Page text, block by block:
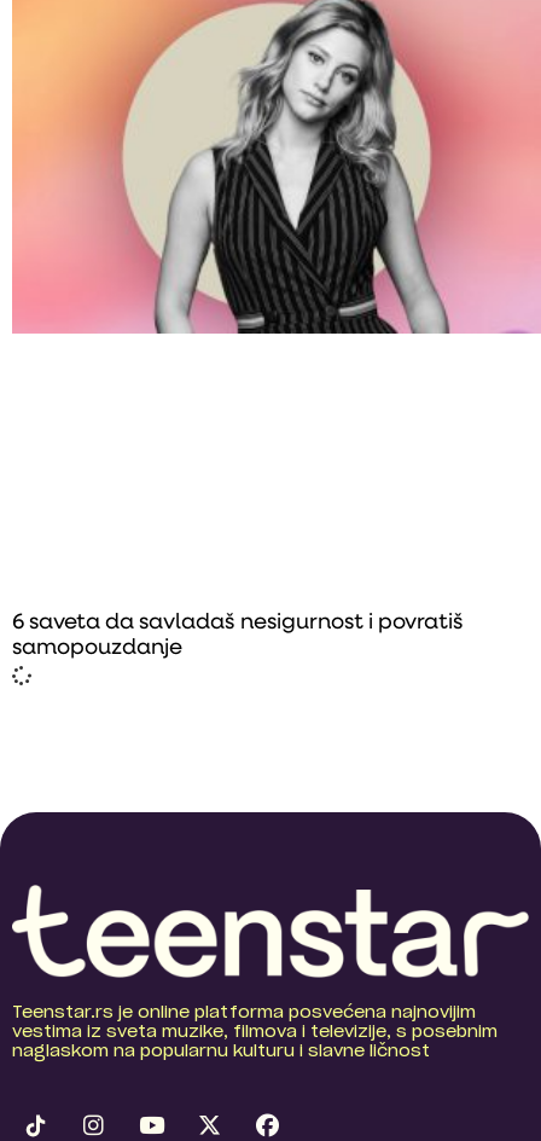
6 saveta da savladaš nesigurnost i povratiš
samopouzdanje
Teenstar.rs je online platforma posvećena najnovijim
vestima iz sveta muzike, filmova i televizije, s posebnim
naglaskom na popularnu kulturu i slavne ličnost